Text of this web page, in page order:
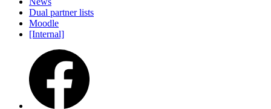
Dual partner lists
Moodle
[Internal]